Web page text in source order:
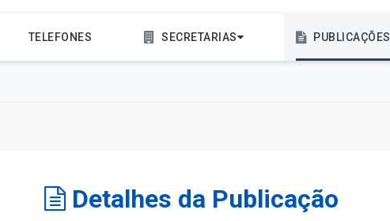
TELEFONES SECRETARIAS PUBLICAÇÕES
Detalhes da Publicação